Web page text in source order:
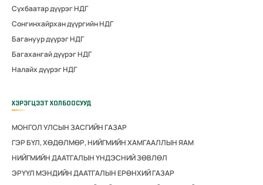
Сүхбаатар дүүрэг НДГ
Сонгинхайрхан дүүргийн НДГ
Багануур дүүрэг НДГ
Багахангай дүүрэг НДГ
Налайх дүүрэг НДГ
ХЭРЭГЦЭЭТ ХОЛБООСУУД
МОНГОЛ УЛСЫН ЗАСГИЙН ГАЗАР
ГЭР БҮЛ, ХӨДӨЛМӨР, НИЙГМИЙН ХАМГААЛЛЫН ЯАМ
НИЙГМИЙН ДААТГАЛЫН ҮНДЭСНИЙ ЗӨВЛӨЛ
ЭРҮҮЛ МЭНДИЙН ДААТГАЛЫН ЕРӨНХИЙ ГАЗАР